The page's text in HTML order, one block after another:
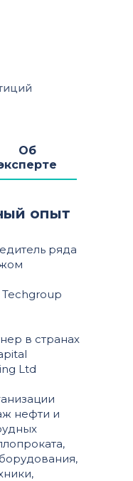
опыт
ряда
в странах
Ltd
нефти и
Об